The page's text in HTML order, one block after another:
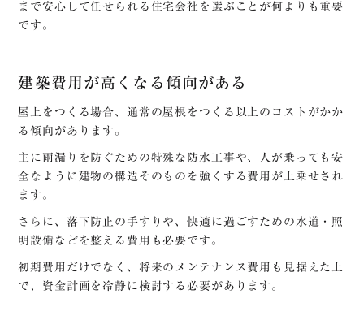
まで安心して任せられる住宅会社を選ぶことが何よりも重要
です。
建築費用が高くなる傾向がある
屋上をつくる場合、通常の屋根をつくる以上のコストがかか
る傾向があります。
主に雨漏りを防ぐための特殊な防水工事や、人が乗っても安
全なように建物の構造そのものを強くする費用が上乗せされ
ます。
さらに、落下防止の手すりや、快適に過ごすための水道・照
明設備などを整える費用も必要です。
初期費用だけでなく、将来のメンテナンス費用も見据えた上
で、資金計画を冷静に検討する必要があります。